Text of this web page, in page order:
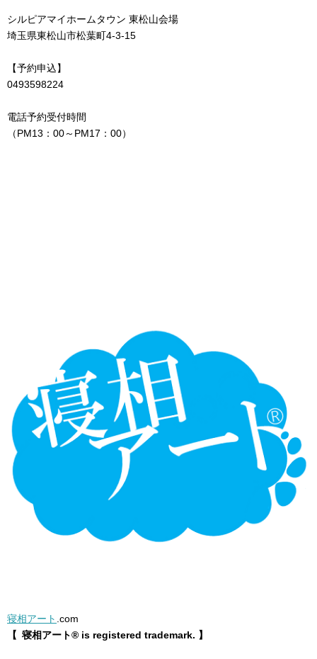
シルピアマイホームタウン 東松山会場
埼玉県東松山市松葉町4-3-15
【予約申込】
0493598224
電話予約受付時間
（PM13：00～PM17：00）
寝相アート .com
【 寝相アート® is registered trademark. 】